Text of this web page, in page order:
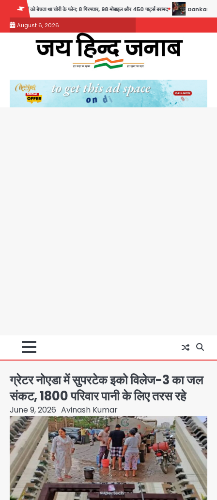
content
8 गिरफ्तार, 98 मोबाइल और 450 पार्ट्स बरामद Dankaur accident: गंग नहर पटरी मार्ग पर तेज
August 6, 2026
ग्रेटर नोएडा में सुपरटेक इको विलेज-3 का जल
संकट, 1800 परिवार पानी के लिए तरस रहे
June 9, 2026 Avinash Kumar